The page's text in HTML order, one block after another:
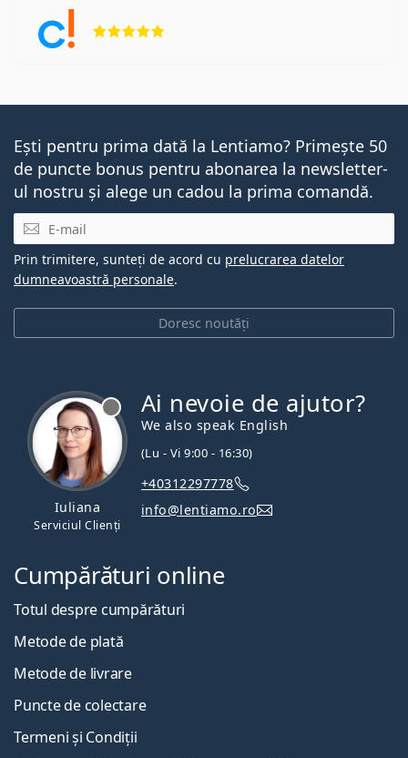
Ești pentru prima dată la Lentiamo? Primește 50
de puncte bonus pentru abonarea la newsletter-
ul nostru și alege un cadou la prima comandă.
E-mail
Doresc noutăți
Prin trimitere, sunteți de acord cu prelucrarea datelor
dumneavoastră personale.
Iuliana
Serviciul Clienți
Ai nevoie de ajutor?
We also speak English
(Lu - Vi 9:00 - 16:30)
+40312297778
info@lentiamo.ro
Cumpărături online
Totul despre cumpărături
Metode de plată
Metode de livrare
Puncte de colectare
Termeni și Condiții